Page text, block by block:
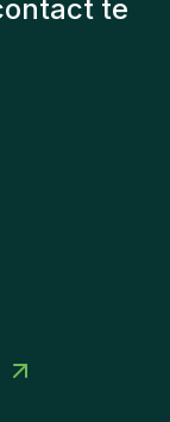
steeds
erg